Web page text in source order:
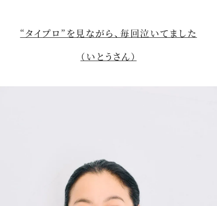
“タイプロ”を見ながら、毎回泣いてました
（いとうさん）